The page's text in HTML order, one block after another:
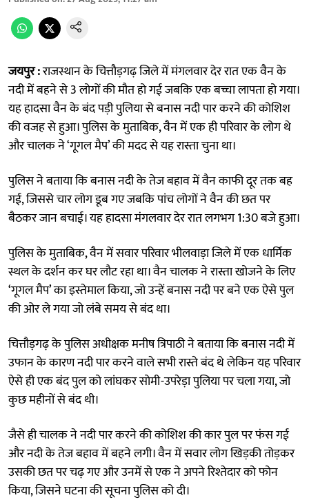
जयपुर :राजस्थान के चित्तौड़गढ़ जिले में मंगलवार देर रात एक वैन के
नदी में बहने से 3 लोगों की मौत हो गई जबकि एक बच्चा लापता हो गया।
यह हादसा वैन के बंद पड़ी पुलिया से बनास नदी पार करने की कोशिश
की वजह से हुआ। पुलिस के मुताबिक, वैन में एक ही परिवार के लोग थे
और चालक ने ‘गूगल मैप’ की मदद से यह रास्ता चुना था।
पुलिस ने बताया कि बनास नदी के तेज बहाव में वैन काफी दूर तक बह
गई, जिससे चार लोग डूब गए जबकि पांच लोगों ने वैन की छत पर
बैठकर जान बचाई। यह हादसा मंगलवार देर रात लगभग 1:30 बजे हुआ।
पुलिस के मुताबिक, वैन में सवार परिवार भीलवाड़ा जिले में एक धार्मिक
स्थल के दर्शन कर घर लौट रहा था। वैन चालक ने रास्ता खोजने के लिए
‘गूगल मैप’ का इस्तेमाल किया, जो उन्हें बनास नदी पर बने एक ऐसे पुल
की ओर ले गया जो लंबे समय से बंद था।
चित्तौड़गढ़ के पुलिस अधीक्षक मनीष त्रिपाठी ने बताया कि बनास नदी में
उफान के कारण नदी पार करने वाले सभी रास्ते बंद थे लेकिन यह परिवार
ऐसे ही एक बंद पुल को लांघकर सोमी-उपरेड़ा पुलिया पर चला गया, जो
कुछ महीनों से बंद थी।
जैसे ही चालक ने नदी पार करने की कोशिश की कार पुल पर फंस गई
और नदी के तेज बहाव में बहने लगी। वैन में सवार लोग खिड़की तोड़कर
उसकी छत पर चढ़ गए और उनमें से एक ने अपने रिश्तेदार को फोन
किया, जिसने घटना की सूचना पुलिस को दी।